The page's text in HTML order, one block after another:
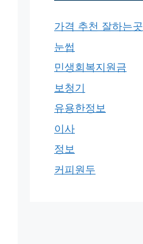
가격 추천 잘하는곳
눈썹
민생회복지원금
보청기
유용한정보
이사
정보
커피원두